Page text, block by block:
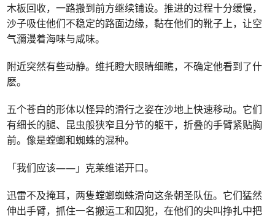
木板回收，一路搬到前方继续铺设。推进的过程十分缓慢，
沙子吸住他们不稳定的路面边缘，黏在他们的靴子上，让空
气瀰漫着海味与咸味。
附近突然有些动静。维托瞪大眼睛细瞧，不确定他看到了什
麽。
五个苍白的形体以怪异的滑行之姿在沙地上快速移动。它们
有细长的腿、昆虫般狭窄且分节的躯干，折叠的手臂紧贴胸
前。像是螳螂和蜘蛛的混种。
「我们应该——」克莱维诺开口。
迅雷不及掩耳，两隻螳螂蜘蛛滑向这条朝圣队伍。它们猛然
伸出手臂，抓住一名搬运工和囚犯，在他们的尖叫挣扎中把